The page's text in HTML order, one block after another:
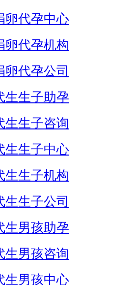
卵代孕中心
卵代孕机构
卵代孕公司
生生子助孕
生生子咨询
生生子中心
生生子机构
生生子公司
生男孩助孕
生男孩咨询
生男孩中心